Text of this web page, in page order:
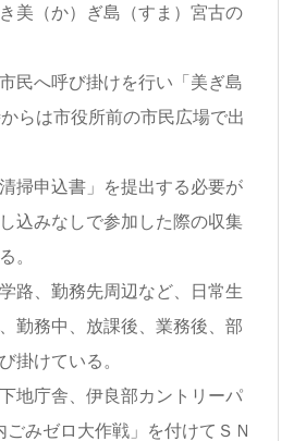
美（か）ぎ島（すま）宮古の
民へ呼び掛けを行い「美ぎ島
らは市役所前の市民広場で出
掃申込書」を提出する必要が
込みなしで参加した際の収集
。
路、勤務先周辺など、日常生
勤務中、放課後、業務後、部
掛けている。
地庁舎、伊良部カントリーパ
みゼロ大作戦」を付けてＳＮ